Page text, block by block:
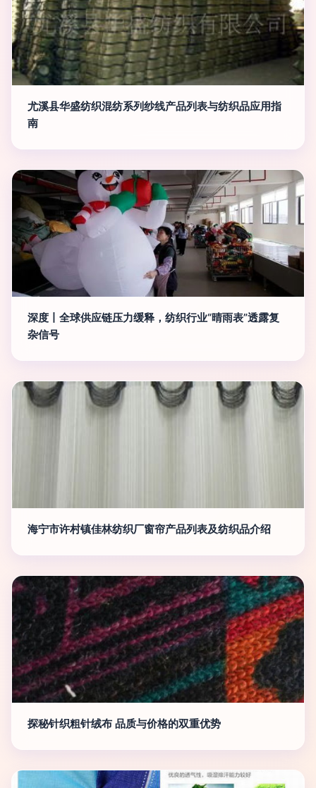
尤溪县华盛纺织混纺系列纱线产品列表与纺织品应用指
南
深度丨全球供应链压力缓释，纺织行业“晴雨表”透露复
杂信号
海宁市许村镇佳林纺织厂窗帘产品列表及纺织品介绍
探秘针织粗针绒布 品质与价格的双重优势